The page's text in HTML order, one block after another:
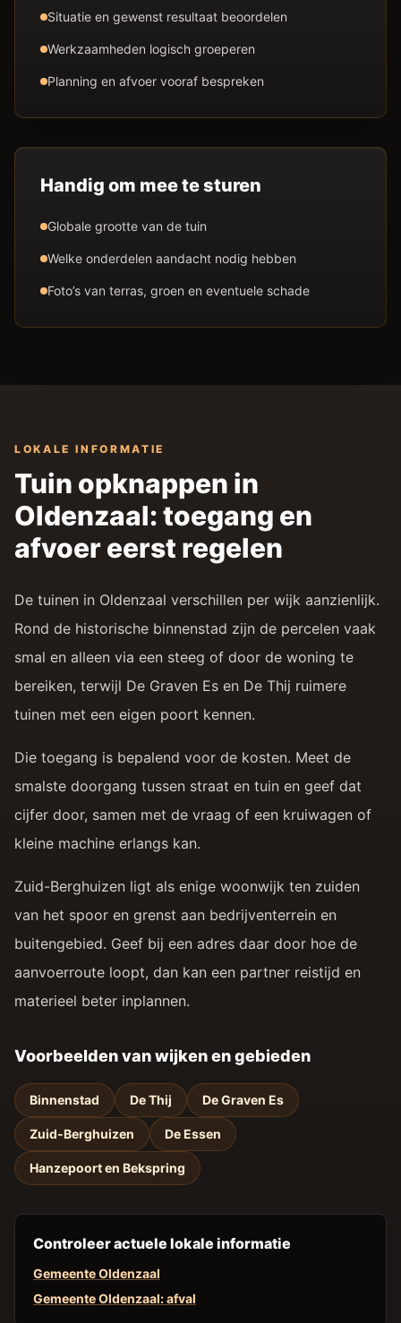
Situatie en gewenst resultaat beoordelen
Werkzaamheden logisch groeperen
Planning en afvoer vooraf bespreken
Handig om mee te sturen
Globale grootte van de tuin
Welke onderdelen aandacht nodig hebben
Foto’s van terras, groen en eventuele schade
LOKALE INFORMATIE
Tuin opknappen in
Oldenzaal: toegang en
afvoer eerst regelen
De tuinen in Oldenzaal verschillen per wijk aanzienlijk.
Rond de historische binnenstad zijn de percelen vaak
smal en alleen via een steeg of door de woning te
bereiken, terwijl De Graven Es en De Thij ruimere
tuinen met een eigen poort kennen.
Die toegang is bepalend voor de kosten. Meet de
smalste doorgang tussen straat en tuin en geef dat
cijfer door, samen met de vraag of een kruiwagen of
kleine machine erlangs kan.
Zuid-Berghuizen ligt als enige woonwijk ten zuiden
van het spoor en grenst aan bedrijventerrein en
buitengebied. Geef bij een adres daar door hoe de
aanvoerroute loopt, dan kan een partner reistijd en
materieel beter inplannen.
Voorbeelden van wijken en gebieden
Binnenstad De Thij De Graven Es
Zuid-Berghuizen De Essen
Hanzepoort en Bekspring
Controleer actuele lokale informatie
Gemeente Oldenzaal
Gemeente Oldenzaal: afval